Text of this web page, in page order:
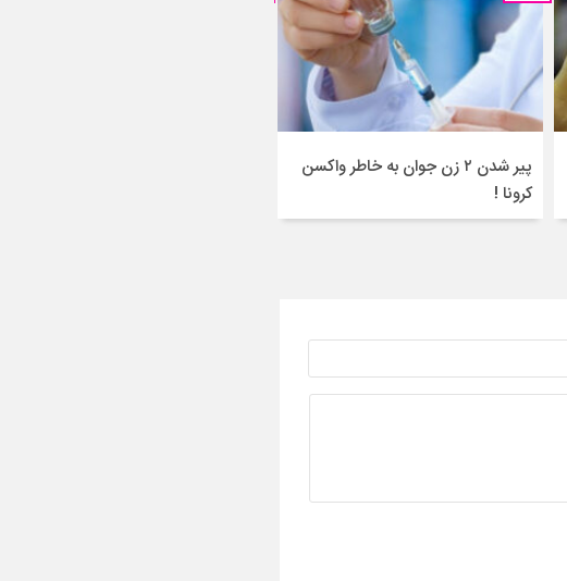
پیر شدن ۲ زن جوان به خاطر واکسن
کرونا !